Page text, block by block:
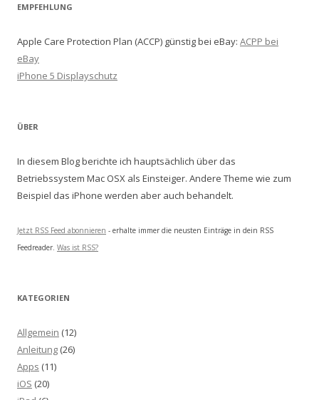
EMPFEHLUNG
Apple Care Protection Plan (ACCP) günstig bei eBay: ACPP bei
eBay
iPhone 5 Displayschutz
ÜBER
In diesem Blog berichte ich hauptsächlich über das
Betriebssystem Mac OSX als Einsteiger. Andere Theme wie zum
Beispiel das iPhone werden aber auch behandelt.
Jetzt RSS Feed abonnieren - erhalte immer die neusten Einträge in dein RSS
Feedreader. Was ist RSS?
KATEGORIEN
Allgemein (12)
Anleitung (26)
Apps (11)
iOS (20)